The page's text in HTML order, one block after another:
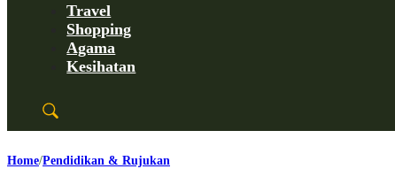
Travel
Shopping
Agama
Kesihatan
Home Pendidikan & Rujukan